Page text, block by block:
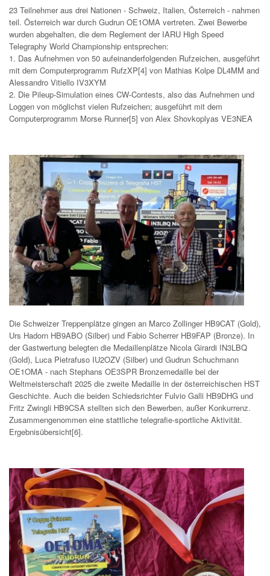
23 Teilnehmer aus drei Nationen - Schweiz, Italien, Österreich - nahmen
teil. Österreich war durch Gudrun OE1OMA vertreten. Zwei Bewerbe
wurden abgehalten, die dem Reglement der IARU High Speed
Telegraphy World Championship entsprechen:
1. Das Aufnehmen von 50 aufeinanderfolgenden Rufzeichen, ausgeführt
mit dem Computerprogramm RufzXP[4] von Mathias Kolpe DL4MM and
Alessandro Vitiello IV3XYM
2. Die Pileup-Simulation eines CW-Contests, also das Aufnehmen und
Loggen von möglichst vielen Rufzeichen; ausgeführt mit dem
Computerprogramm Morse Runner[5] von Alex Shovkoplyas VE3NEA
Die Schweizer Treppenplätze gingen an Marco Zollinger HB9CAT (Gold),
Urs Hadorn HB9ABO (Silber) und Fabio Scherrer HB9FAP (Bronze). In
der Gastwertung belegten die Medaillenplätze Nicola Girardi IN3LBQ
(Gold), Luca Pietrafuso IU2OZV (Silber) und Gudrun Schuchmann
OE1OMA - nach Stephans OE3SPR Bronzemedaille bei der
Weltmeisterschaft 2025 die zweite Medaille in der österreichischen HST
Geschichte. Auch die beiden Schiedsrichter Fulvio Galli HB9DHG und
Fritz Zwingli HB9CSA stellten sich den Bewerben, außer Konkurrenz.
Zusammengenommen eine stattliche telegrafie-sportliche Aktivität.
Ergebnisübersicht[6].